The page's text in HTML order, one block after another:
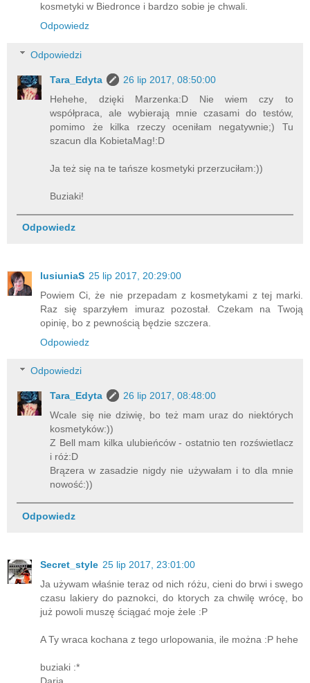
kosmetyki w Biedronce i bardzo sobie je chwali.
Odpowiedz
Odpowiedzi
Tara_Edyta
26 lip 2017, 08:50:00
Hehehe, dzięki Marzenka:D Nie wiem czy to
współpraca, ale wybierają mnie czasami do testów,
pomimo że kilka rzeczy oceniłam negatywnie;) Tu
szacun dla KobietaMag!:D
Ja też się na te tańsze kosmetyki przerzuciłam:))
Buziaki!
Odpowiedz
lusiuniaS 25 lip 2017, 20:29:00
Powiem Ci, że nie przepadam z kosmetykami z tej marki.
Raz się sparzyłem imuraz pozostał. Czekam na Twoją
opinię, bo z pewnością będzie szczera.
Odpowiedz
Odpowiedzi
Tara_Edyta
26 lip 2017, 08:48:00
Wcale się nie dziwię, bo też mam uraz do niektórych
kosmetyków:))
Z Bell mam kilka ulubieńców - ostatnio ten rozświetlacz
i róż:D
Brązera w zasadzie nigdy nie używałam i to dla mnie
nowość:))
Odpowiedz
Secret_style 25 lip 2017, 23:01:00
Ja używam właśnie teraz od nich różu, cieni do brwi i swego
czasu lakiery do paznokci, do ktorych za chwilę wrócę, bo
już powoli muszę ściągać moje żele :P
A Ty wraca kochana z tego urlopowania, ile można :P hehe
buziaki :*
Daria